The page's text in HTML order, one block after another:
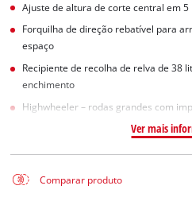
Ajuste de altura de corte central em 5
Forquilha de direção rebatível para
espaço
Recipiente de recolha de relva de 38
enchimento
Highwheeler – rodas grandes com
Ver mais
Comparar produto